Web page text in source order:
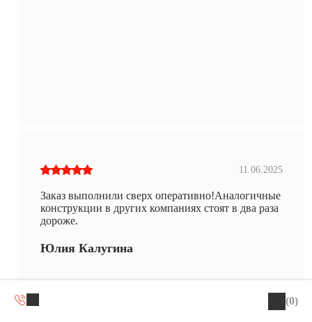
(0)
11.06.2025
Заказ выполнили сверх оперативно!Аналогичные
конструкции в других компаниях стоят в два раза
дороже.
Юлия Калугина